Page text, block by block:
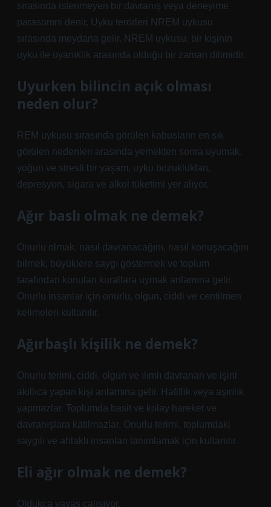
sırasında istenmeyen bir davranış veya deneyime
parasomni denir. Uyku terörleri NREM uykusu
sırasında meydana gelir. NREM uykusu, bir kişinin
uyku ile uyanıklık arasında olduğu bir zaman dilimidir.
Uyurken bilincin açık olması
neden olur?
REM uykusu sırasında görülen kabusların en sık
görülen nedenleri arasında yemekten sonra uyumak,
yoğun ve stresli bir yaşam, uyku bozuklukları,
depresyon, sigara ve alkol tüketimi yer alıyor.
Ağır baslı olmak ne demek?
Onurlu olmak, nasıl davranacağını, nasıl konuşacağını
bilmek, büyüklere saygı göstermek ve toplum
tarafından konulan kurallara uymak anlamına gelir.
Onurlu insanlar için onurlu, olgun, ciddi ve centilmen
kelimeleri kullanılır.
Ağırbaşlı kişilik ne demek?
Onurlu terimi, ciddi, olgun ve ılımlı davranan ve işini
akıllıca yapan kişi anlamına gelir. Hafiflik veya aşırılık
yapmazlar. Toplumda basit ve kolay hareket ve
davranışlara katılmazlar. Onurlu terimi, toplumdaki
saygılı ve ahlaklı insanları tanımlamak için kullanılır.
Eli ağır olmak ne demek?
Oldukça yavaş çalışıyor.